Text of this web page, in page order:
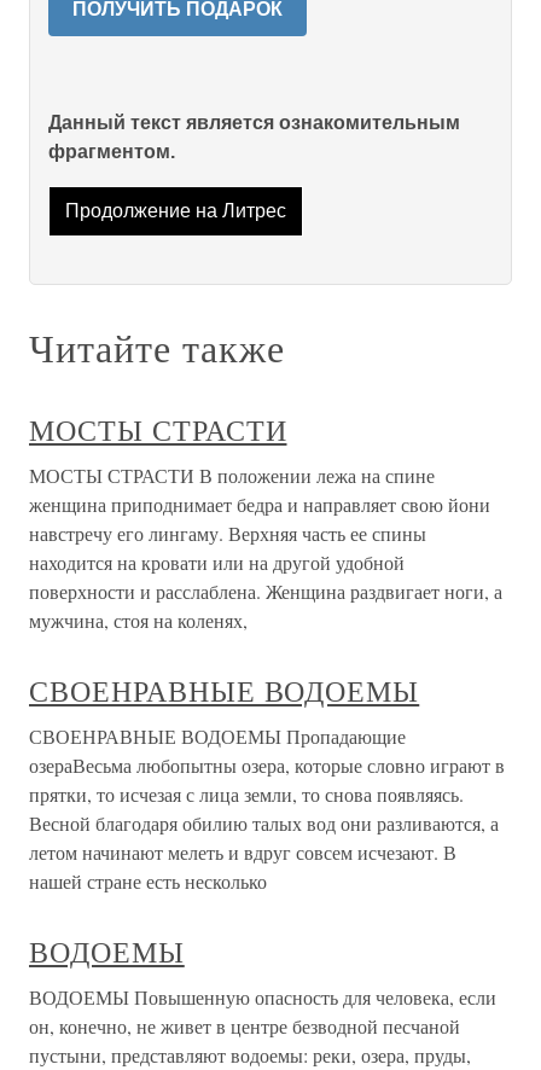
ПОЛУЧИТЬ ПОДАРОК
Данный текст является ознакомительным
фрагментом.
Продолжение на Литрес
Читайте также
МОСТЫ СТРАСТИ
МОСТЫ СТРАСТИ В положении лежа на спине
женщина приподнимает бедра и направляет свою йони
навстречу его лингаму. Верхняя часть ее спины
находится на кровати или на другой удобной
поверхности и расслаблена. Женщина раздвигает ноги, а
мужчина, стоя на коленях,
СВОЕНРАВНЫЕ ВОДОЕМЫ
СВОЕНРАВНЫЕ ВОДОЕМЫ Пропадающие
озераВесьма любопытны озера, которые словно играют в
прятки, то исчезая с лица земли, то снова появляясь.
Весной благодаря обилию талых вод они разливаются, а
летом начинают мелеть и вдруг совсем исчезают. В
нашей стране есть несколько
ВОДОЕМЫ
ВОДОЕМЫ Повышенную опасность для человека, если
он, конечно, не живет в центре безводной песчаной
пустыни, представляют водоемы: реки, озера, пруды,